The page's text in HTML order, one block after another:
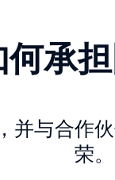
承
并与合作
荣。